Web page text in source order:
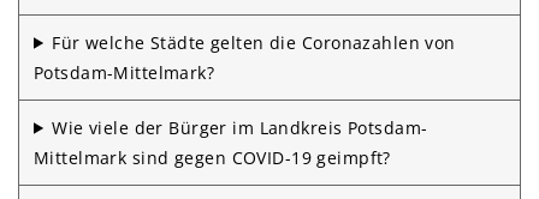
Für welche Städte gelten die Corona­zahlen von
Potsdam-Mittelmark?
Wie viele der Bürger im Landkreis Potsdam-
Mittelmark sind gegen COVID-19 geimpft?